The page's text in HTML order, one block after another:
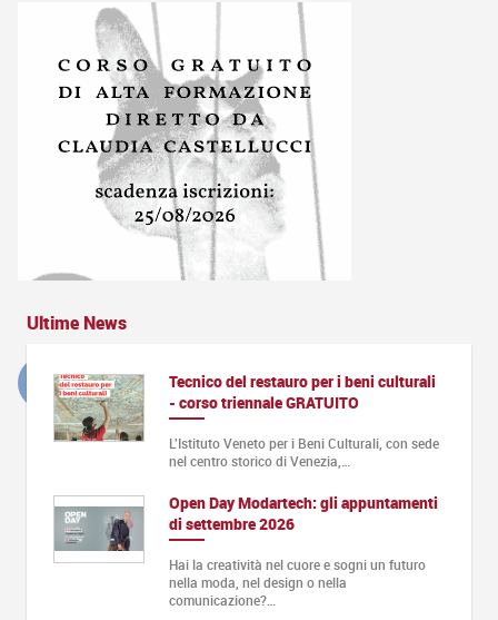
Ultime News
Tecnico del restauro per i beni culturali
- corso triennale GRATUITO
L'Istituto Veneto per i Beni Culturali, con sede
nel centro storico di Venezia,…
Open Day Modartech: gli appuntamenti
di settembre 2026
Hai la creatività nel cuore e sogni un futuro
nella moda, nel design o nella
comunicazione?…